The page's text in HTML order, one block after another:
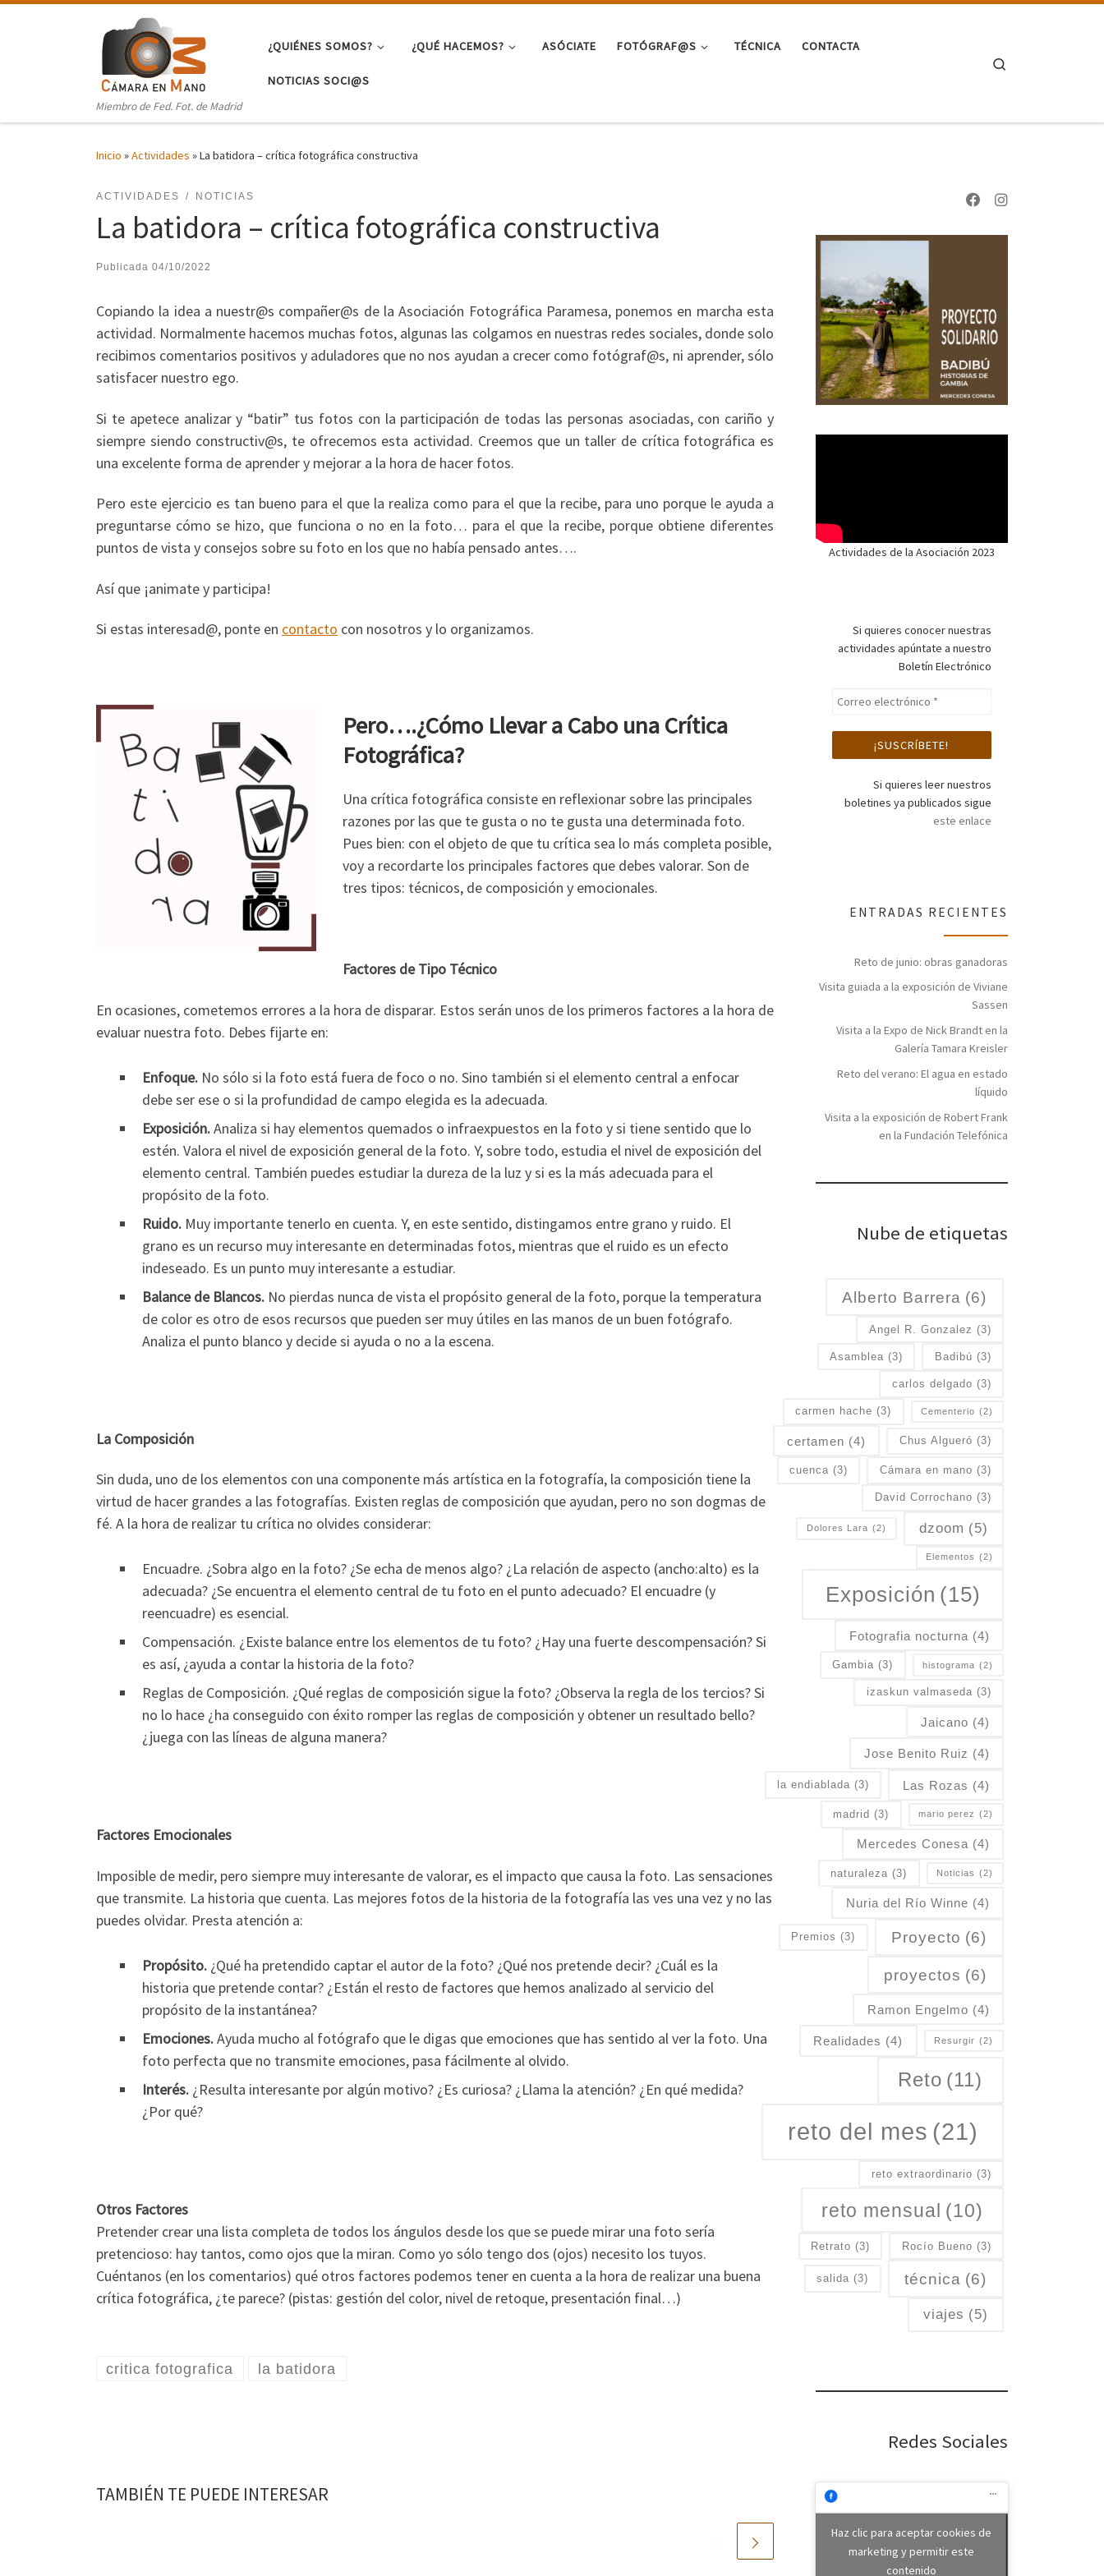
Miembro de Fed. Fot. de Madrid
¿QUIÉNES SOMOS? ¿QUÉ HACEMOS? ASÓCIATE FOTÓGRAF@S TÉCNICA CONTACTA
NOTICIAS SOCI@S
Inicio »Actividades »La batidora – crítica fotográfica constructiva
ACTIVIDADES NOTICIAS
La batidora – crítica fotográfica constructiva
Publicada 04/10/2022
Copiando la idea a nuestr@s compañer@s de la Asociación Fotográfica Paramesa, ponemos en marcha esta
actividad. Normalmente hacemos muchas fotos, algunas las colgamos en nuestras redes sociales, donde solo
recibimos comentarios positivos y aduladores que no nos ayudan a crecer como fotógraf@s, ni aprender, sólo
satisfacer nuestro ego.
Si te apetece analizar y “batir” tus fotos con la participación de todas las personas asociadas, con cariño y
siempre siendo constructiv@s, te ofrecemos esta actividad. Creemos que un taller de crítica fotográfica es
una excelente forma de aprender y mejorar a la hora de hacer fotos.
Pero este ejercicio es tan bueno para el que la realiza como para el que la recibe, para uno porque le ayuda a
preguntarse cómo se hizo, que funciona o no en la foto… para el que la recibe, porque obtiene diferentes
puntos de vista y consejos sobre su foto en los que no había pensado antes….
Así que ¡animate y participa!
Si estas interesad@, ponte en contacto con nosotros y lo organizamos.
Pero….¿Cómo Llevar a Cabo una Crítica
Fotográfica?
Una crítica fotográfica consiste en reflexionar sobre las principales
razones por las que te gusta o no te gusta una determinada foto.
Pues bien: con el objeto de que tu crítica sea lo más completa posible,
voy a recordarte los principales factores que debes valorar. Son de
tres tipos: técnicos, de composición y emocionales.
Factores de Tipo Técnico
En ocasiones, cometemos errores a la hora de disparar. Estos serán unos de los primeros factores a la hora de
evaluar nuestra foto. Debes fijarte en:
Enfoque. No sólo si la foto está fuera de foco o no. Sino también si el elemento central a enfocar
debe ser ese o si la profundidad de campo elegida es la adecuada.
Exposición.Analiza si hay elementos quemados o infraexpuestos en la foto y si tiene sentido que lo
estén. Valora el nivel de exposición general de la foto. Y, sobre todo, estudia el nivel de exposición del
elemento central. También puedes estudiar la dureza de la luz y si es la más adecuada para el
propósito de la foto.
Ruido. Muy importante tenerlo en cuenta. Y, en este sentido, distingamos entre grano y ruido. El
grano es un recurso muy interesante en determinadas fotos, mientras que el ruido es un efecto
indeseado. Es un punto muy interesante a estudiar.
Balance de Blancos. No pierdas nunca de vista el propósito general de la foto, porque la temperatura
de color es otro de esos recursos que pueden ser muy útiles en las manos de un buen fotógrafo.
Analiza el punto blanco y decide si ayuda o no a la escena.
La Composición
Sin duda, uno de los elementos con una componente más artística en la fotografía, la composición tiene la
virtud de hacer grandes a las fotografías. Existen reglas de composición que ayudan, pero no son dogmas de
fé. A la hora de realizar tu crítica no olvides considerar:
Encuadre. ¿Sobra algo en la foto? ¿Se echa de menos algo? ¿La relación de aspecto (ancho:alto) es la
adecuada? ¿Se encuentra el elemento central de tu foto en el punto adecuado? El encuadre (y
reencuadre) es esencial.
Compensación. ¿Existe balance entre los elementos de tu foto? ¿Hay una fuerte descompensación? Si
es así, ¿ayuda a contar la historia de la foto?
Reglas de Composición. ¿Qué reglas de composición sigue la foto? ¿Observa la regla de los tercios? Si
no lo hace ¿ha conseguido con éxito romper las reglas de composición y obtener un resultado bello?
¿juega con las líneas de alguna manera?
Factores Emocionales
Imposible de medir, pero siempre muy interesante de valorar, es el impacto que causa la foto. Las sensaciones
que transmite. La historia que cuenta. Las mejores fotos de la historia de la fotografía las ves una vez y no las
puedes olvidar. Presta atención a:
Propósito. ¿Qué ha pretendido captar el autor de la foto? ¿Qué nos pretende decir? ¿Cuál es la
historia que pretende contar? ¿Están el resto de factores que hemos analizado al servicio del
propósito de la instantánea?
Emociones.Ayuda mucho al fotógrafo que le digas que emociones que has sentido al ver la foto. Una
foto perfecta que no transmite emociones, pasa fácilmente al olvido.
Interés. ¿Resulta interesante por algún motivo? ¿Es curiosa? ¿Llama la atención? ¿En qué medida?
¿Por qué?
Otros Factores
Pretender crear una lista completa de todos los ángulos desde los que se puede mirar una foto sería
pretencioso: hay tantos, como ojos que la miran. Como yo sólo tengo dos (ojos) necesito los tuyos.
Cuéntanos (en los comentarios) qué otros factores podemos tener en cuenta a la hora de realizar una buena
crítica fotográfica, ¿te parece? (pistas: gestión del color, nivel de retoque, presentación final…)
critica fotografica la batidora
TAMBIÉN TE PUEDE INTERESAR
Actividades de la Asociación 2023
Si quieres conocer nuestras
actividades apúntate a nuestro
Boletín Electrónico
Si quieres leer nuestros
boletines ya publicados sigue
este enlace
ENTRADAS RECIENTES
Reto de junio: obras ganadoras
Visita guiada a la exposición de Viviane
Sassen
Visita a la Expo de Nick Brandt en la
Galería Tamara Kreisler
Reto del verano: El agua en estado
líquido
Visita a la exposición de Robert Frank
en la Fundación Telefónica
Nube de etiquetas
Alberto Barrera (6)
Angel R. Gonzalez (3)
Asamblea (3) Badibú (3)
carlos delgado (3)
carmen hache (3) Cementerio (2)
certamen (4) Chus Algueró (3)
cuenca (3) Cámara en mano (3)
David Corrochano (3)
Dolores Lara (2) dzoom (5)
Elementos (2)
Exposición (15)
Fotografia nocturna (4)
Gambia (3) histograma (2)
izaskun valmaseda (3)
Jaicano (4)
Jose Benito Ruiz (4)
la endiablada (3) Las Rozas (4)
madrid (3) mario perez (2)
Mercedes Conesa (4)
naturaleza (3) Noticias (2)
Nuria del Río Winne (4)
Premios (3) Proyecto (6)
proyectos (6)
Ramon Engelmo (4)
Realidades (4) Resurgir (2)
Reto (11)
reto del mes (21)
reto extraordinario (3)
reto mensual (10)
Retrato (3) Rocío Bueno (3)
salida (3) técnica (6)
viajes (5)
Redes Sociales
Haz clic para aceptar cookies de
marketing y permitir este
contenido